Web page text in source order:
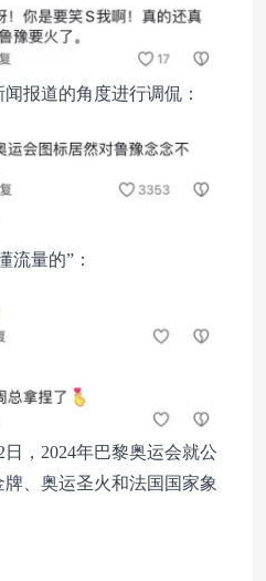
报道的角度进行调侃：
流量的”：
，2024年巴黎奥运会就公
、奥运圣火和法国国家象